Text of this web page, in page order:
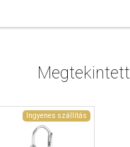
Megtekintett
Ingyenes szállítás